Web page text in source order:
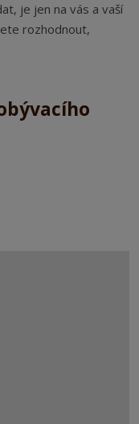
je jen na vás a vaší
rozhodnout,